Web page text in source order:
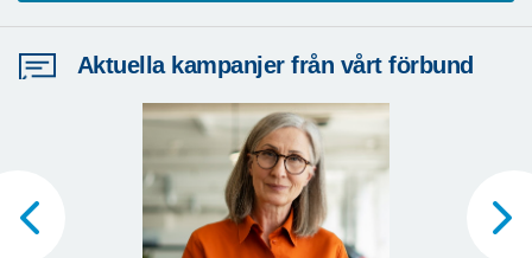
Aktuella kampanjer från vårt förbund